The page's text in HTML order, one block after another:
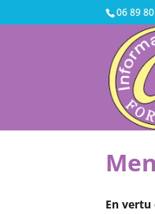
06 89
En vertu